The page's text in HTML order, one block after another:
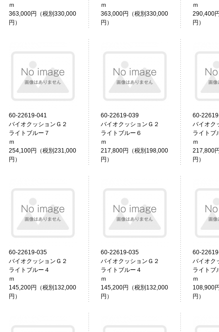
ｍ
363,000円（税別330,000
円）
ｍ
363,000円（税別330,000
円）
290,400
円）
60-22619-041
バイオクッションＧ２
ライトブルー７
ｍ
254,100円（税別231,000
円）
60-22619-039
バイオクッションＧ２
ライトブルー６
ｍ
217,800円（税別198,000
円）
60-
バイオ
ライトブ
217,800
円）
60-22619-035
バイオクッションＧ２
ライトブルー４
ｍ
145,200円（税別132,000
円）
60-22619-035
バイオクッションＧ２
ライトブルー４
ｍ
145,200円（税別132,000
円）
60-
バイオ
ライトブ
108,900
円）